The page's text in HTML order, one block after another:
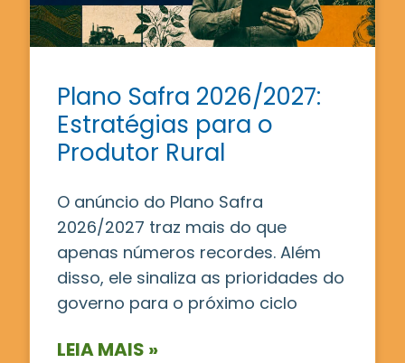
Plano Safra 2026/2027:
Estratégias para o
Produtor Rural
O anúncio do Plano Safra
2026/2027 traz mais do que
apenas números recordes. Além
disso, ele sinaliza as prioridades do
governo para o próximo ciclo
LEIA MAIS »